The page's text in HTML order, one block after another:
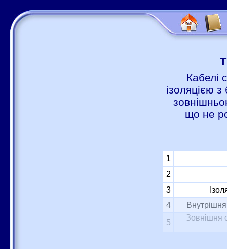
Кабелі
ізоляцією з
що не
1
2
3
4
5
Зовнішня